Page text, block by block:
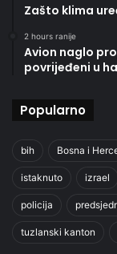
Zašto klima
2 hours ranije
Avion naglo
povrijeđeni u
Popularno
bih Bosna i
istaknuto izrael
policija
tuzlanski kanton